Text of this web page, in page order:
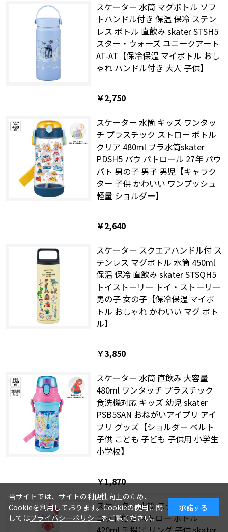
スケーター 水筒 マグボトル ソフ
トハンドル付き 保温 保冷 ステン
レス ボトル 直飲み skater STSH5
スター・ウォーズ ユニークアート
AT-AT【保冷保温 マイボトル おし
ゃれ ハンドル付き 大人 子供】
￥2,750
スケーター 水筒 キッズ ワンタッ
チ プラスチック ストロー ボトル
クリア 480ml プラ水筒skater
PDSH5 パウ パトロール 27年 パウ
パト 男の子 男子 男児【キャラク
ター 子供 かわいい ワンプッシュ
軽量 ショルダー】
￥2,640
スケーター スクエアハンドル付 ス
テンレス マグボトル 水筒 450ml
保温 保冷 直飲み skater STSQH5
トイストーリー トイ・ストーリー
男の子 女の子【保冷保温 マイボ
トル おしゃれ かわいい マグ ボト
ル】
￥3,850
スケーター 水筒 直飲み 大容量
480ml ワンタッチ プラスチック
食洗機対応 キッズ 幼児 skater
PSB5SAN おねがいアイプリ アイ
プリ グッズ【ショルダー ベルト
子供 こども 子ども 子供用 小学生
小学校】
￥1,870
スケーター 水筒 ステンレス マス
コット付き ストロー ボトル
当サイトでは、サイトの利便性向上のため、
Cookieを利用しております。Cookieの使用に関
してはプライバシーポリシーをご覧ください。
承諾する